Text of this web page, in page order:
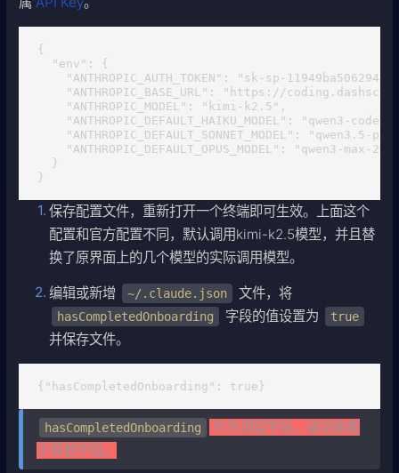
{
  "env": {
"ANTHROPIC_AUTH_TOKEN": "sk-sp-
"ANTHROPIC_BASE_URL": "https://
    "ANTHROPIC_MODEL": "kimi-k2.5",
"ANTHROPIC_DEFAULT_HAIKU_MODEL": "qwen3-coder-
"ANTHROPIC_DEFAULT_SONNET_MODEL": "qwen3.5-
"ANTHROPIC_DEFAULT_OPUS_MODEL": "qwen3-max-
  }
}
保存配置文件，重新打开一个终端即可生效。上面这个
配置和官方配置不同，默认调用kimi-k2.5模型，并且替
换了原界面上的几个模型的实际调用模型。
编辑或新增 ~/.claude.json 文件，将
hasCompletedOnboarding 字段的值设置为 true
并保存文件。
{"hasCompletedOnboarding": true}
hasCompletedOnboarding
作为顶层字段，请勿嵌套
于其他字段。